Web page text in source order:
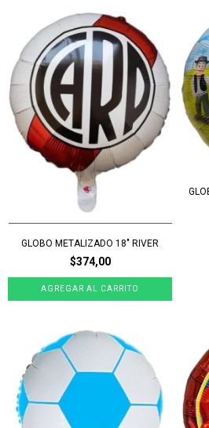
GLOBO METALIZADO 18" RIVER
$374,00